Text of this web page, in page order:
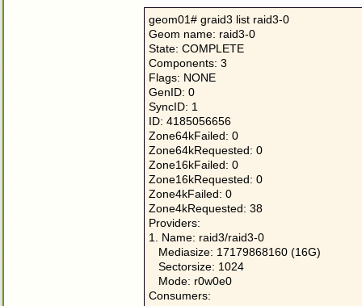
geom01# graid3 list raid3-0
Geom name: raid3-0
State: COMPLETE
Components: 3
Flags: NONE
GenID: 0
SyncID: 1
ID: 4185056656
Zone64kFailed: 0
Zone64kRequested: 0
Zone16kFailed: 0
Zone16kRequested: 0
Zone4kFailed: 0
Zone4kRequested: 38
Providers:
1. Name: raid3/raid3-0
   Mediasize: 17179868160 (16G)
   Sectorsize: 1024
   Mode: r0w0e0
Consumers: